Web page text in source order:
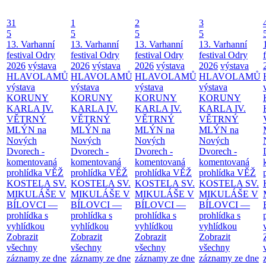
31
5
13. Varhanní
festival Odry
2026 výstava
HLAVOLAMŮ
výstava
KORUNY
KARLA IV.
VĚTRNÝ
MLÝN na
Nových
Dvorech -
komentovaná
prohlídka VĚŽ
KOSTELA SV.
MIKULÁŠE V
BÍLOVCI —
prohlídka s
vyhlídkou
Zobrazit
všechny
záznamy ze dne
1
5
13. Varhanní
festival Odry
2026 výstava
HLAVOLAMŮ
výstava
KORUNY
KARLA IV.
VĚTRNÝ
MLÝN na
Nových
Dvorech -
komentovaná
prohlídka VĚŽ
KOSTELA SV.
MIKULÁŠE V
BÍLOVCI —
prohlídka s
vyhlídkou
Zobrazit
všechny
záznamy ze dne
2
5
13. Varhanní
festival Odry
2026 výstava
HLAVOLAMŮ
výstava
KORUNY
KARLA IV.
VĚTRNÝ
MLÝN na
Nových
Dvorech -
komentovaná
prohlídka VĚŽ
KOSTELA SV.
MIKULÁŠE V
BÍLOVCI —
prohlídka s
vyhlídkou
Zobrazit
všechny
záznamy ze dne
3
5
13. Varhanní
festival Odry
2026 výstava
HLAVOLAMŮ
výstava
KORUNY
KARLA IV.
VĚTRNÝ
MLÝN na
Nových
Dvorech -
komentovaná
prohlídka VĚŽ
KOSTELA SV.
MIKULÁŠE V
BÍLOVCI —
prohlídka s
vyhlídkou
Zobrazit
všechny
záznamy ze dne